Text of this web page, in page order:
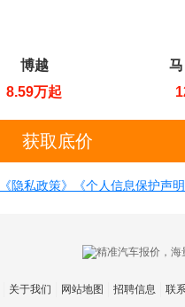
博越
8.59万起
《隐私政策》 《个人信息保护声
关于我们 网站地图 招聘信息
联